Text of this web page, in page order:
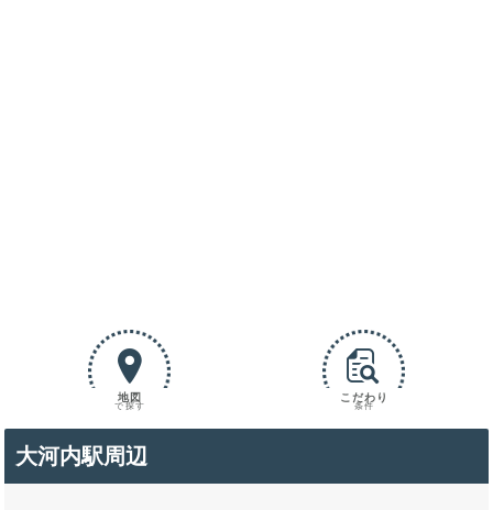
地図
で探す
こだわり
条件
大河内駅周辺